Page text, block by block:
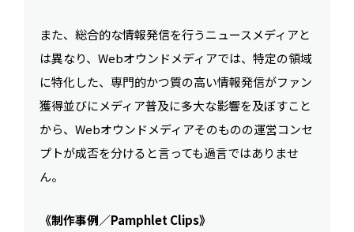
また、総合的な情報発信を行うニュースメディアと
は異なり、Webオウンドメディアでは、特定の領域
に特化した、専門的かつ質の高い情報発信がファン
獲得並びにメディア普及に多大な影響を及ぼすこと
から、Webオウンドメディアそのものの運営コンセ
プトが成否を分けると言っても過言ではありませ
ん。
《制作事例／Pamphlet Clips》